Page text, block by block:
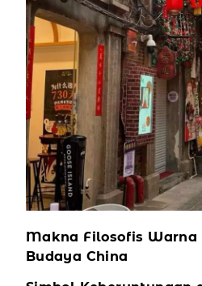
Makna Filosofis
Budaya China